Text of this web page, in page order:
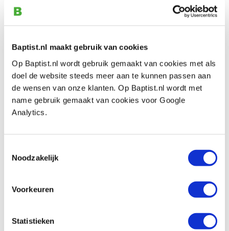
Baptist.nl maakt gebruik van cookies
Op Baptist.nl wordt gebruik gemaakt van cookies met als
doel de website steeds meer aan te kunnen passen aan
de wensen van onze klanten. Op Baptist.nl wordt met
name gebruik gemaakt van cookies voor Google
Analytics.
Noodzakelijk
Voorkeuren
Statistieken
Onzichtbare schapdrager Ø12 x 100 mm
Produktnummer: 26852
€ 8,45 inkl. MwSt
€ 6,98 ohne MwSt
Auf Lager
Onzichtbare schapdrager zwaar Ø 12 x